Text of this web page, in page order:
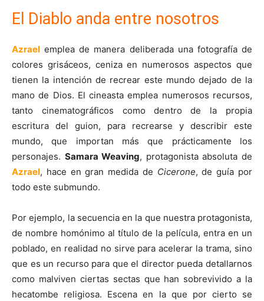
El Diablo anda entre nosotros
Azrael emplea de manera deliberada una fotografía de
colores grisáceos, ceniza en numerosos aspectos que
tienen la intención de recrear este mundo dejado de la
mano de Dios. El cineasta emplea numerosos recursos,
tanto cinematográficos como dentro de la propia
escritura del guion, para recrearse y describir este
mundo, que importan más que prácticamente los
personajes. Samara Weaving, protagonista absoluta de
Azrael, hace en gran medida de Cicerone, de guía por
todo este submundo.
Por ejemplo, la secuencia en la que nuestra protagonista,
de nombre homónimo al título de la película, entra en un
poblado, en realidad no sirve para acelerar la trama, sino
que es un recurso para que el director pueda detallarnos
como malviven ciertas sectas que han sobrevivido a la
hecatombe religiosa. Escena en la que por cierto se